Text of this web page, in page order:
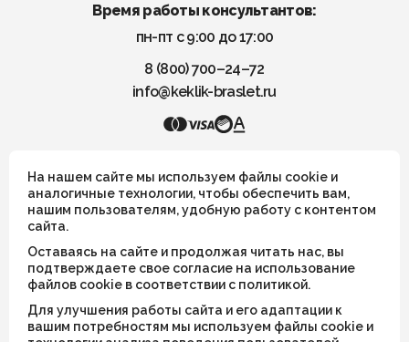
Время работы консультантов:
пн-пт с 9:00 до 17:00
8 (800) 700–24–72
info@keklik-braslet.ru
Все украшения носят символический смысл и не имеют
целительных или иных магических свойств
ИП Шахрай Светлана Михайловна
ИНН 263500194811
ОГРН 305263515900181
На нашем сайте мы используем файлы cookie и
аналогичные технологии, чтобы обеспечить вам,
нашим пользователям, удобную работу с контентом
сайта.
Оставаясь на сайте и продолжая читать нас, вы
подтверждаете свое согласие на использование
файлов cookie в соответствии с политикой.
Для улучшения работы сайта и его адаптации к
вашим потребностям мы используем файлы cookie и